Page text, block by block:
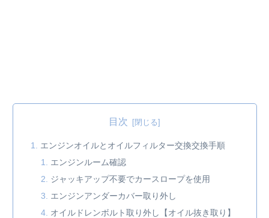
目次
エンジンオイルとオイルフィルター交換交換手順
エンジンルーム確認
ジャッキアップ不要でカースロープを使用
エンジンアンダーカバー取り外し
オイルドレンボルト取り外し【オイル抜き取り】